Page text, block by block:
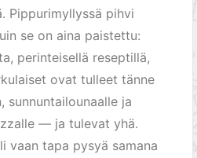
Pippurimyllyssä pihvi
se on aina paistettu:
perinteisellä reseptillä,
ovat tulleet tänne
sunnuntailounaalle ja
— ja tulevat yhä.
vaan tapa pysyä samana